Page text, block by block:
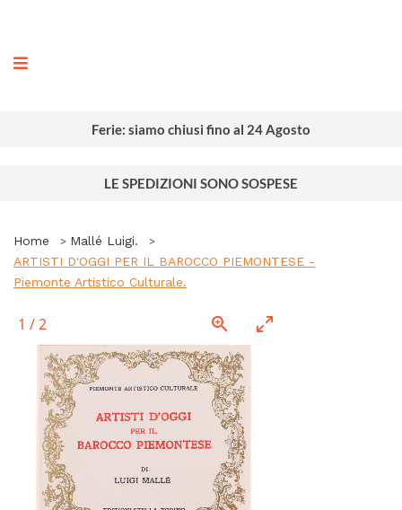
Ferie: siamo chiusi fino al 24 Agosto
LE SPEDIZIONI SONO SOSPESE
Home
Mallé Luigi.
ARTISTI D'OGGI PER IL BAROCCO PIEMONTESE -
Piemonte Artistico Culturale.
1 /2